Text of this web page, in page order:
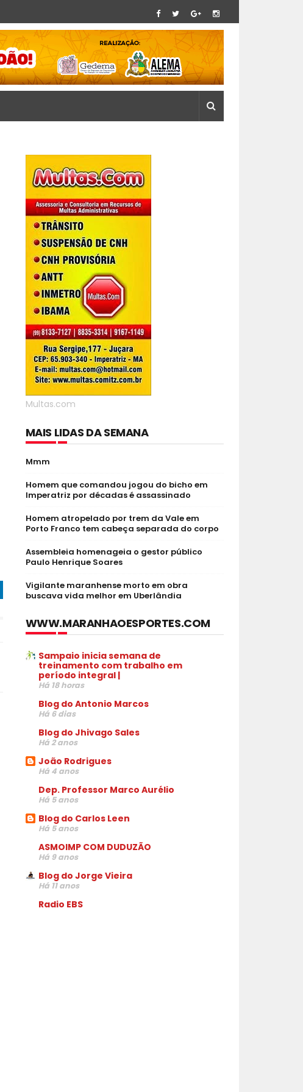
Multas.com
MAIS LIDAS DA SEMANA
Mmm
Homem que comandou jogou do bicho em
Imperatriz por décadas é assassinado
Homem atropelado por trem da Vale em
Porto Franco tem cabeça separada do corpo
Assembleia homenageia o gestor público
Paulo Henrique Soares
Vigilante maranhense morto em obra
buscava vida melhor em Uberlândia
WWW.MARANHAOESPORTES.COM
Sampaio inicia semana de
treinamento com trabalho em
período integral |
Há 18 horas
Blog do Antonio Marcos
Há 6 dias
Blog do Jhivago Sales
Há 2 anos
João Rodrigues
Há 4 anos
Dep. Professor Marco Aurélio
Há 5 anos
Blog do Carlos Leen
Há 5 anos
ASMOIMP COM DUDUZÃO
Há 9 anos
Blog do Jorge Vieira
Há 11 anos
Radio EBS